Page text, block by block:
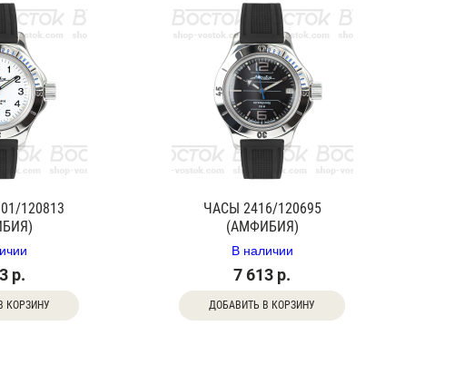
120813
р.
КОРЗИНУ
ЧАСЫ 2416/120695
(АМФИБИЯ)
В наличии
7 613 р.
ДОБАВИТЬ В КОРЗИНУ